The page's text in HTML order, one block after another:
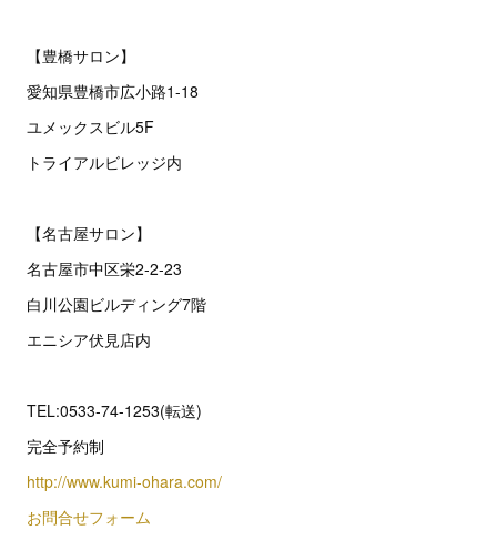
【豊橋サロン】
愛知県豊橋市広小路1-18
ユメックスビル5F
トライアルビレッジ内
【名古屋サロン】
名古屋市中区栄2‐2‐23
白川公園ビルディング7階
エニシア伏見店内
TEL:0533-74-1253(転送)
完全予約制
http://www.kumi-ohara.com/
お問合せフォーム